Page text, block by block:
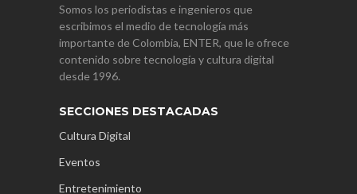
Somos los periodistas e ingenieros que
escribimos el medio de tecnología más
importante de Colombia, ENTER, que le ofrece
contenido sobre tecnología y cultura digital
desde 1996.
SECCIONES DESTACADAS
Cultura Digital
Eventos
Entretenimiento